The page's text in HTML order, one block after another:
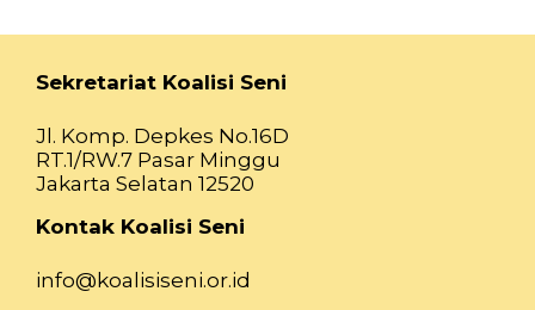
Sekretariat Koalisi Seni
Jl. Komp. Depkes No.16D
RT.1/RW.7 Pasar Minggu
Jakarta Selatan 12520
Kontak Koalisi Seni
info@koalisiseni.or.id